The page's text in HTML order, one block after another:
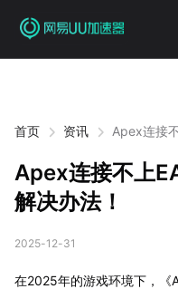
首页 资讯 Apex连接
Apex连接不上
解决办法！
2025-12-31
在2025年的游戏环境下，《